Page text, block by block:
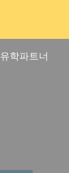
유학파트너